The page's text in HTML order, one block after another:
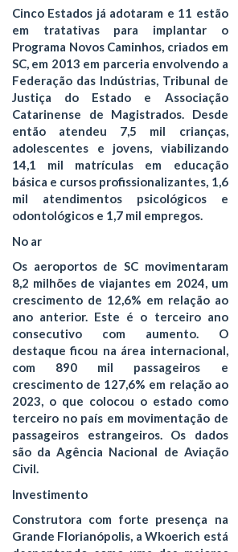
Cinco Estados já adotaram e 11 estão
em tratativas para implantar o
Programa Novos Caminhos, criados em
SC, em 2013 em parceria envolvendo a
Federação das Indústrias, Tribunal de
Justiça do Estado e Associação
Catarinense de Magistrados. Desde
então atendeu 7,5 mil crianças,
adolescentes e jovens, viabilizando
14,1 mil matrículas em educação
básica e cursos profissionalizantes, 1,6
mil atendimentos psicológicos e
odontológicos e 1,7 mil empregos.
No ar
Os aeroportos de SC movimentaram
8,2 milhões de viajantes em 2024, um
crescimento de 12,6% em relação ao
ano anterior. Este é o terceiro ano
consecutivo com aumento. O
destaque ficou na área internacional,
com 890 mil passageiros e
crescimento de 127,6% em relação ao
2023, o que colocou o estado como
terceiro no país em movimentação de
passageiros estrangeiros. Os dados
são da Agência Nacional de Aviação
Civil.
Investimento
Construtora com forte presença na
Grande Florianópolis, a Wkoerich está